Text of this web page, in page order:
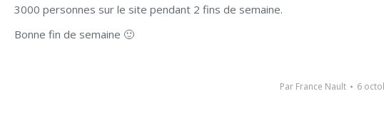
3000 personnes sur le site pendant 2 fins de semaine.
Bonne fin de semaine 🙂
Par France Nault 6